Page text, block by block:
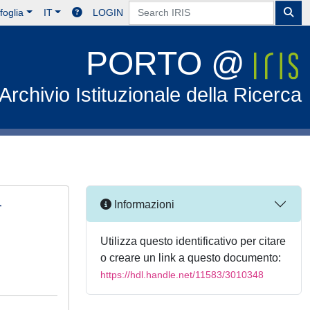
IT LOGIN
PORTO @
Istituzionale della Ricerca
Informazioni
Utilizza questo identificativo per citare
o creare un link a questo documento:
https://hdl.handle.net/11583/3010348